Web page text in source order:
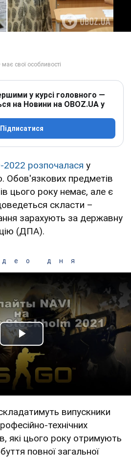
у курсі головного —
на Новини на OBOZ.UA у
Підписатися
2022 розпочалася у
Обов'язкових предметів
цього року немає, але є
скласти –
зарахують за державну
(ДПА).
дня
Play Video
випускники
технічних
які цього року отримують
повної загальної